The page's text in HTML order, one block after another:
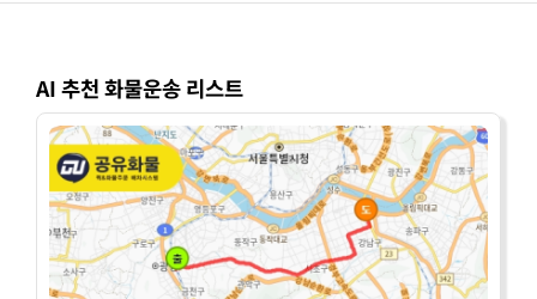
AI 추천 화물운송 리스트